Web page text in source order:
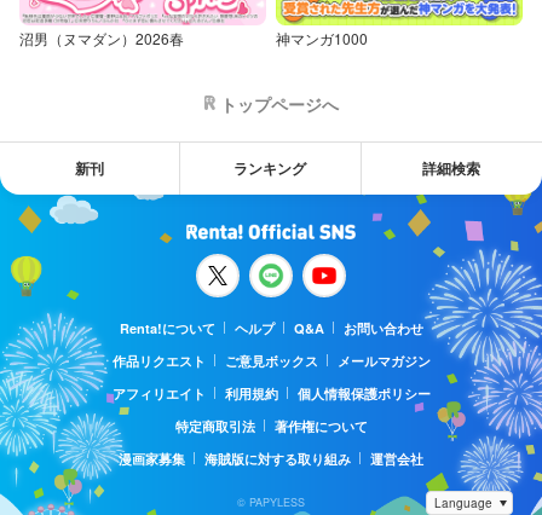
沼男（ヌマダン）2026春 神マンガ1000
トップページへ
新刊 ランキング 詳細検索
Renta!について ヘルプ Q&A
お問い合わせ
作品リクエスト
ご意見ボックス
メールマガジン
アフィリエイト
利用規約
個人情報保護ポリシー
特定商取引法
著作権について
漫画家募集
海賊版に対する取り組み 運営会社
© PAPYLESS